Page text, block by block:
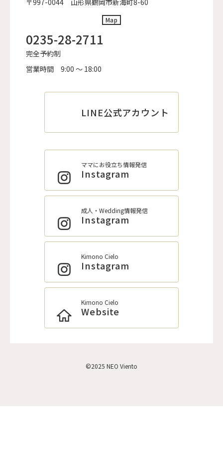
Map
0235-28-2711
完全予約制
営業時間 9:00 ～ 18:00
LINE公式アカウント
ママにお役立ち情報発信
Instagram
成人・Wedding情報発信
Instagram
Kimono Cielo
Instagram
Kimono Cielo
Website
©2025 NEO Viento